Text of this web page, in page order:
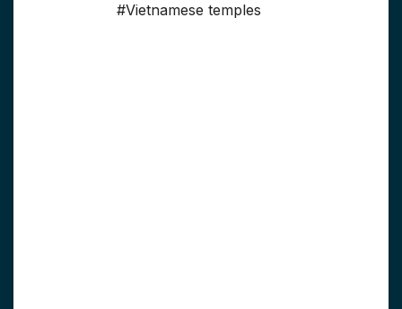
#Vietnamese temples